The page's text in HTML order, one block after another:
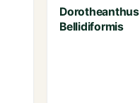
Dorotheanthus
Bellidiformis